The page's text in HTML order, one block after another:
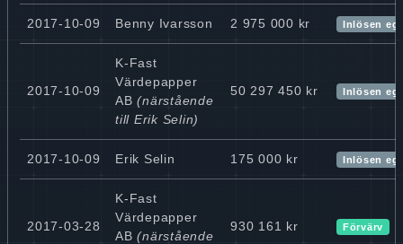
2017-10-09 Benny Ivarsson 2 975 000 kr Inlösen
2017-10-09
K-Fast
Värdepapper
AB (närstående
till Erik Selin)
50 297 450 kr Inlösen
2017-10-09 Erik Selin 175 000 kr Inlösen
2017-03-28
K-Fast
Värdepapper
AB (närstående
930 161 kr Förvärv